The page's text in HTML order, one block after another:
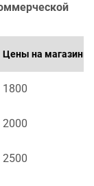
Цены на магазины
1800
2000
2500